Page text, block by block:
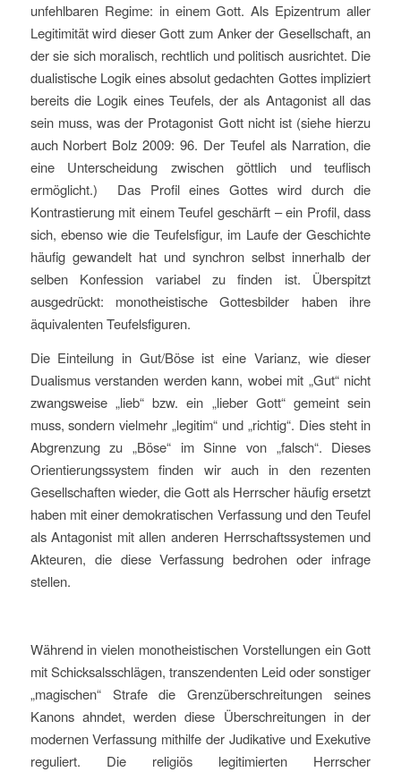
unfehlbaren Regime: in einem Gott. Als Epizentrum aller
Legitimität wird dieser Gott zum Anker der Gesellschaft, an
der sie sich moralisch, rechtlich und politisch ausrichtet. Die
dualistische Logik eines absolut gedachten Gottes impliziert
bereits die Logik eines Teufels, der als Antagonist all das
sein muss, was der Protagonist Gott nicht ist (siehe hierzu
auch Norbert Bolz 2009: 96. Der Teufel als Narration, die
eine Unterscheidung zwischen göttlich und teuflisch
ermöglicht.) Das Profil eines Gottes wird durch die
Kontrastierung mit einem Teufel geschärft – ein Profil, dass
sich, ebenso wie die Teufelsfigur, im Laufe der Geschichte
häufig gewandelt hat und synchron selbst innerhalb der
selben Konfession variabel zu finden ist. Überspitzt
ausgedrückt: monotheistische Gottesbilder haben ihre
äquivalenten Teufelsfiguren.
Die Einteilung in Gut/Böse ist eine Varianz, wie dieser
Dualismus verstanden werden kann, wobei mit „Gut“ nicht
zwangsweise „lieb“ bzw. ein „lieber Gott“ gemeint sein
muss, sondern vielmehr „legitim“ und „richtig“. Dies steht in
Abgrenzung zu „Böse“ im Sinne von „falsch“. Dieses
Orientierungssystem finden wir auch in den rezenten
Gesellschaften wieder, die Gott als Herrscher häufig ersetzt
haben mit einer demokratischen Verfassung und den Teufel
als Antagonist mit allen anderen Herrschaftssystemen und
Akteuren, die diese Verfassung bedrohen oder infrage
stellen.
Während in vielen monotheistischen Vorstellungen ein Gott
mit Schicksalsschlägen, transzendenten Leid oder sonstiger
„magischen“ Strafe die Grenzüberschreitungen seines
Kanons ahndet, werden diese Überschreitungen in der
modernen Verfassung mithilfe der Judikative und Exekutive
reguliert. Die religiös legitimierten Herrscher